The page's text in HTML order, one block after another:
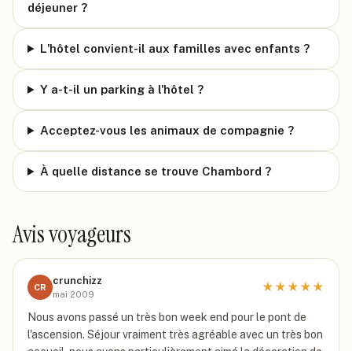
déjeuner ?
L'hôtel convient-il aux familles avec enfants ?
Y a-t-il un parking à l'hôtel ?
Acceptez-vous les animaux de compagnie ?
À quelle distance se trouve Chambord ?
Avis voyageurs
CR
crunchizz
mai 2009
★★★★★
Nous avons passé un très bon week end pour le pont de
l'ascension. Séjour vraiment très agréable avec un très bon